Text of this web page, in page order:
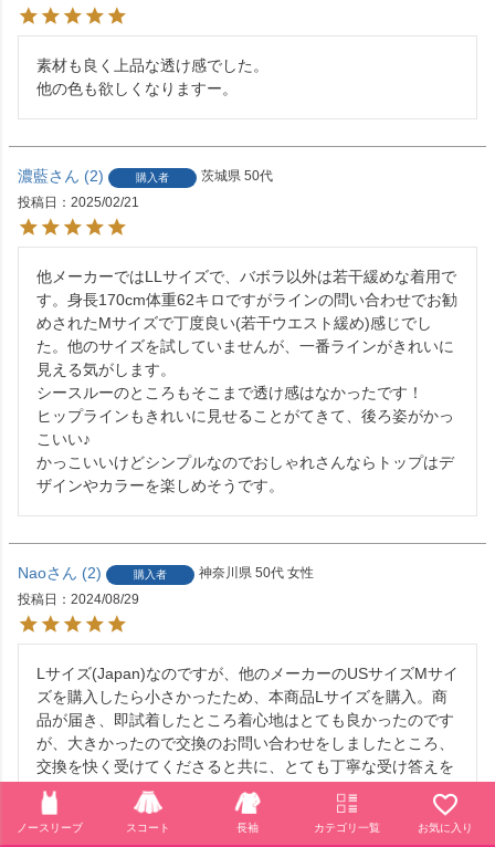
素材も良く上品な透け感でした。
他の色も欲しくなりますー。
濃藍 2 購入者 茨城県 50代
投稿日
2025/02/21
他メーカーではLLサイズで、バボラ以外は若干緩めな着用で
す。身長170cm体重62キロですがラインの問い合わせでお勧
めされたМサイズで丁度良い(若干ウエスト緩め)感じでし
た。他のサイズを試していませんが、一番ラインがきれいに
見える気がします。
シースルーのところもそこまで透け感はなかったです！
ヒップラインもきれいに見せることがてきて、後ろ姿がかっ
こいい♪
かっこいいけどシンプルなのでおしゃれさんならトップはデ
ザインやカラーを楽しめそうです。
Nao 2 購入者 神奈川県 50代 女性
投稿日
2024/08/29
Lサイズ(Japan)なのですが、他のメーカーのUSサイズMサイ
ズを購入したら小さかったため、本商品Lサイズを購入。商
品が届き、即試着したところ着心地はとても良かったのです
が、大きかったので交換のお問い合わせをしましたところ、
交換を快く受けてくださると共に、とても丁寧な受け答えを
してくれました。ありがとうございました。
今後、ウェアは本メーカーを購入しようと思います。
ノースリーブ スコート 長袖 カテゴリ一覧 お気に入り